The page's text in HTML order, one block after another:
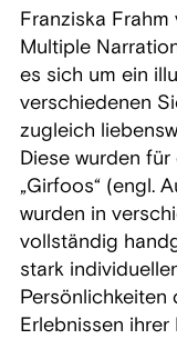
Franziska
Multiple
es sich um ein
verschiedenen
zugleich
Diese wurden
„Girfoos“ (engl.
wurden in
vollständig
stark
Persönlichkeiten
Erlebnissen